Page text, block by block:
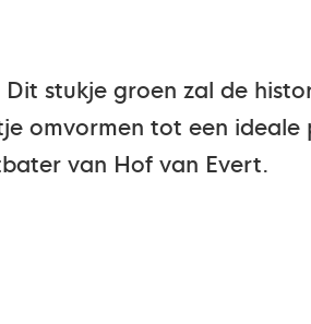
stukje groen zal de
omvormen tot een ideale
van Hof van Evert.